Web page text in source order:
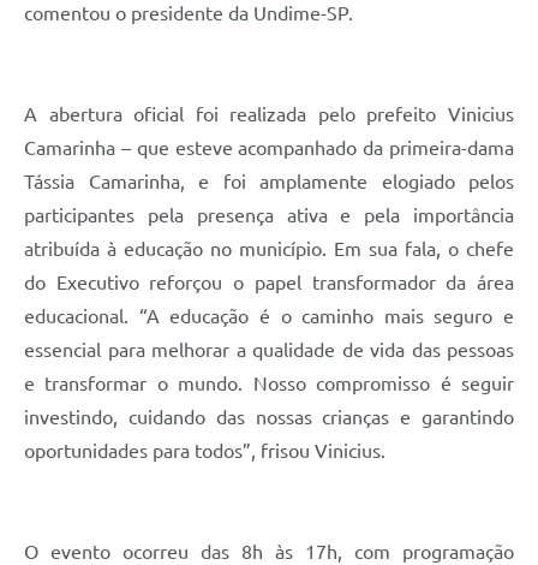
comentou o presidente da Undime-SP.
A abertura oficial foi realizada pelo prefeito Vinicius
Camarinha – que esteve acompanhado da primeira-dama
Tássia Camarinha, e foi amplamente elogiado pelos
participantes pela presença ativa e pela importância
atribuída à educação no município. Em sua fala, o chefe
do Executivo reforçou o papel transformador da área
educacional. “A educação é o caminho mais seguro e
essencial para melhorar a qualidade de vida das pessoas
e transformar o mundo. Nosso compromisso é seguir
investindo, cuidando das nossas crianças e garantindo
oportunidades para todos”, frisou Vinicius.
O evento ocorreu das 8h às 17h, com programação